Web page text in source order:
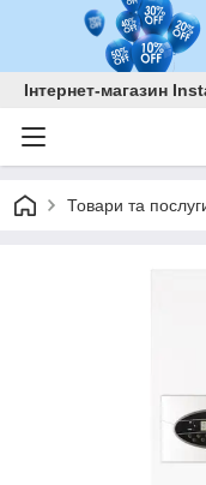
Інтернет-магазин
Товари та